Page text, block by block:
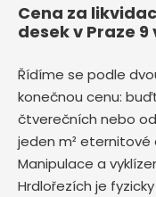
Cena za
desek v Praze
Řídíme se podle
konečnou cenu:
čtverečních nebo
jeden m² eternitové
Manipulace a
Hrdlořezích je